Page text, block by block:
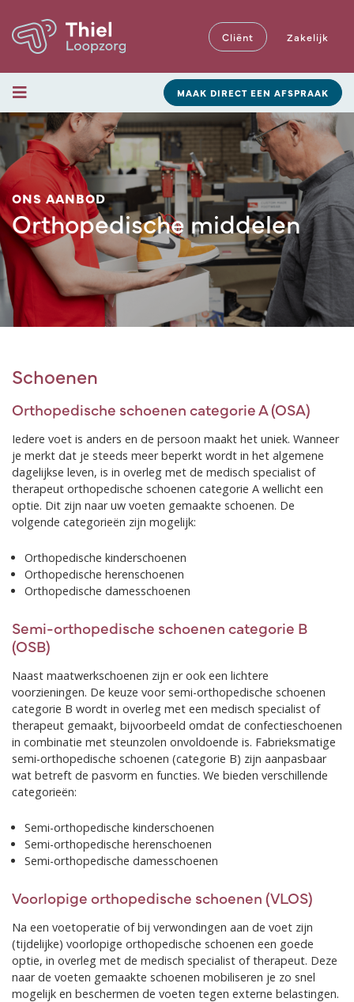
Cliënt Zakelijk
MAAK DIRECT EEN AFSPRAAK
ONS AANBOD
Orthopedische middelen
Schoenen
Orthopedische schoenen categorie A (OSA)
Iedere voet is anders en de persoon maakt het uniek. Wanneer
je merkt dat je steeds meer beperkt wordt in het algemene
dagelijkse leven, is in overleg met de medisch specialist of
therapeut orthopedische schoenen categorie A wellicht een
optie. Dit zijn naar uw voeten gemaakte schoenen. De
volgende categorieën zijn mogelijk:
Orthopedische kinderschoenen
Orthopedische herenschoenen
Orthopedische damesschoenen
Semi-orthopedische schoenen categorie B
(OSB)
Naast maatwerkschoenen zijn er ook een lichtere
voorzieningen. De keuze voor semi-orthopedische schoenen
categorie B wordt in overleg met een medisch specialist of
therapeut gemaakt, bijvoorbeeld omdat de confectieschoenen
in combinatie met steunzolen onvoldoende is. Fabrieksmatige
semi-orthopedische schoenen (categorie B) zijn aanpasbaar
wat betreft de pasvorm en functies. We bieden verschillende
categorieën:
Semi-orthopedische kinderschoenen
Semi-orthopedische herenschoenen
Semi-orthopedische damesschoenen
Voorlopige orthopedische schoenen (VLOS)
Na een voetoperatie of bij verwondingen aan de voet zijn
(tijdelijke) voorlopige orthopedische schoenen een goede
optie, in overleg met de medisch specialist of therapeut. Deze
naar de voeten gemaakte schoenen mobiliseren je zo snel
mogelijk en beschermen de voeten tegen externe belastingen.